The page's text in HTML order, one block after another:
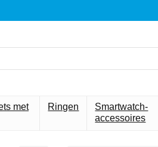
met
Ringen
Smartwatch-
accessoires